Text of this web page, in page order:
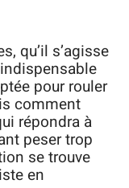
qu’il s’agisse
pour rouler
comment
répondra à
peser trop
se trouve
en